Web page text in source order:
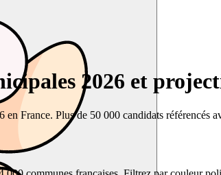
2026 et
France. Plus de 50 000 candidats référencés